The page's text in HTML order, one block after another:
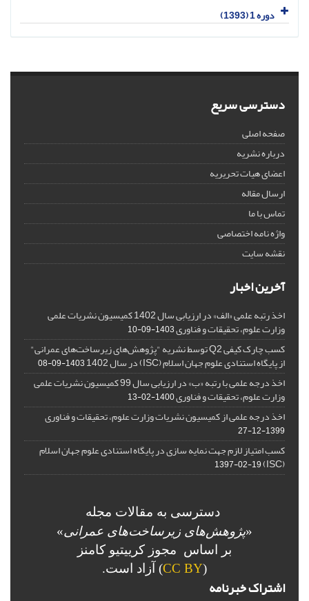
دوره 1 (1393)
دسترسی سریع
صفحه اصلی
درباره نشریه
اعضای هیات تحریریه
ارسال مقاله
تماس با ما
واژه نامه اختصاصی
نقشه سایت
آخرین اخبار
اخذ رتبه علمی «الف» در ارزیابی سال 1402 کمیسیون نشریات علمی
وزارت علوم، تحقیقات و فناوری1403-09-10
کسب چارک کیفی Q2 توسط نشریه "پژوهش‌های زیرساخت‌های عمرانی"
از پایگاه استنادی علوم جهان اسلام (ISC) در سال 1402 1403-09-08
اخذ درجه علمی با رتبه «ب» در ارزیابی سال 99 کمیسیون نشریات علمی
وزارت علوم، تحقیقات و فناوری1400-02-13
اخذ درجه علمی از کمیسیون نشریات وزارت علوم، تحقیقات و فناوری
1399-12-27
کسب امتیاز لازم جهت نمایه سازی در پایگاه استنادی علوم جهان اسلام
(ISC)
1397-02-19
دسترسی به مقالات مجله
«پژوهش‌های زیرساخت‌های عمرانی»
بر اساس مجوز کرییتیو کامنز
(
CC BY) آزاد است.
اشتراک خبرنامه